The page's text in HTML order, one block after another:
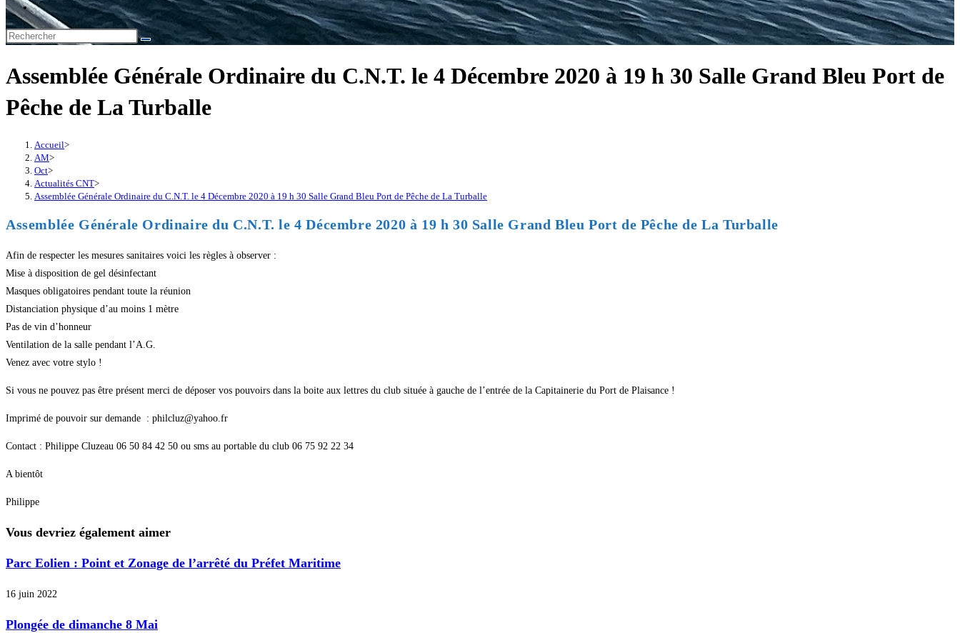
Toggle
website
search
Assemblée Générale Ordinaire du C.N.T. le 4 Décembre 2020 à 19 h 30 Salle Grand Bleu Port de
Pêche de La Turballe
Accueil>
AM>
Oct>
Actualités CNT>
Assemblée Générale Ordinaire du C.N.T. le 4 Décembre 2020 à 19 h 30 Salle Grand Bleu Port de Pêche de La Turballe
Assemblée Générale Ordinaire du C.N.T. le 4 Décembre 2020 à 19 h 30 Salle Grand Bleu Port de Pêche de La Turballe
Afin de respecter les mesures sanitaires voici les règles à observer :
Mise à disposition de gel désinfectant
Masques obligatoires pendant toute la réunion
Distanciation physique d’au moins 1 mètre
Pas de vin d’honneur
Ventilation de la salle pendant l’A.G.
Venez avec votre stylo !
Si vous ne pouvez pas être présent merci de déposer vos pouvoirs dans la boite aux lettres du club située à gauche de l’entrée de la Capitainerie du Port de Plaisance !
Imprimé de pouvoir sur demande : philcluz@yahoo.fr
Contact : Philippe Cluzeau 06 50 84 42 50 ou sms au portable du club 06 75 92 22 34
A bientôt
Philippe
Vous devriez également aimer
Parc Eolien : Point et Zonage de l’arrêté du Préfet Maritime
16 juin 2022
Plongée de dimanche 8 Mai